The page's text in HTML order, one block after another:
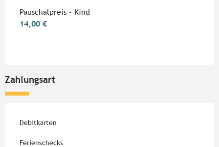
Pauschalpreis - Kind
14,00 €
Zahlungsart
Debitkarten
Ferienschecks